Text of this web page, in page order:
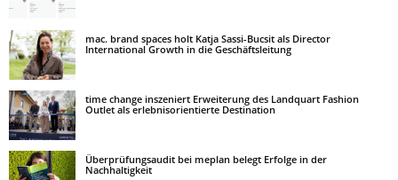
mac. brand spaces holt Katja Sassi-Bucsit als Director
International Growth in die Geschäftsleitung
time change inszeniert Erweiterung des Landquart Fashion
Outlet als erlebnisorientierte Destination
Überprüfungsaudit bei meplan belegt Erfolge in der
Nachhaltigkeit